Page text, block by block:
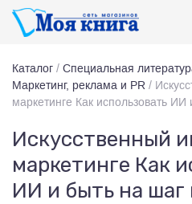
Каталог / Специальная
Маркетинг, реклама и PR /
маркетинге Как использовать
Искусственный
маркетинге Как
ИИ и быть на шаг